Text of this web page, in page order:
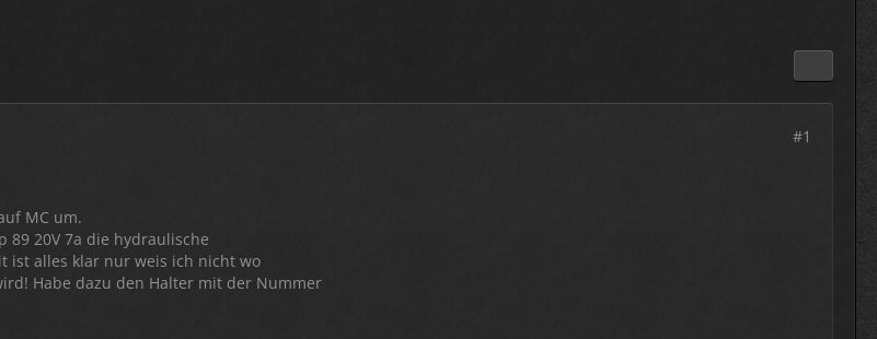
#1
MC um.
89 20V 7a die hydraulische
ist alles klar nur weis ich nicht wo
Habe dazu den Halter mit der Nummer